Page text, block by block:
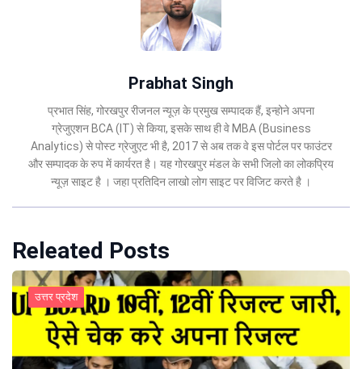
Prabhat Singh
प्रभात सिंह, गोरखपुर रीजनल न्यूज़ के प्रमुख सम्पादक हैं, इन्होने अपना
ग्रेजुएशन BCA (IT) से किया, इसके साथ ही वे MBA (Business
Analytics) से पोस्ट ग्रेजुएट भी है, 2017 से अब तक वे इस पोर्टल पर फाउंटर
और सम्पादक के रुप में कार्यरत है। यह गोरखपुर मंडल के सभी जिलो का लोकप्रिय
न्यूज़ साइट है । जहा प्रतिदिन लाखो लोग साइट पर विजिट करते है ।
Releated Posts
उत्तर प्रदेश